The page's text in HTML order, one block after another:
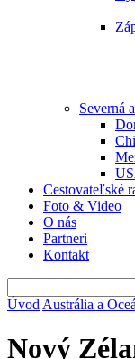
Severná
Cestovateľské
Foto & Video
O nás
Partneri
Kontakt
Úvod Austrália a
Nový